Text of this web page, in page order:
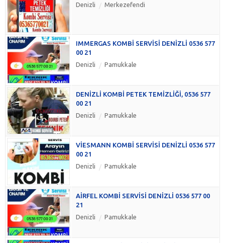
Denizli
Merkezefendi
IMMERGAS KOMBİ SERVİSİ DENİZLİ 0536 577
00 21
Denizli
Pamukkale
DENİZLİ KOMBİ PETEK TEMİZLİĞİ, 0536 577
00 21
Denizli
Pamukkale
VİESMANN KOMBİ SERVİSİ DENİZLİ 0536 577
00 21
Denizli
Pamukkale
AİRFEL KOMBİ SERVİSİ DENİZLİ 0536 577 00
21
Denizli
Pamukkale